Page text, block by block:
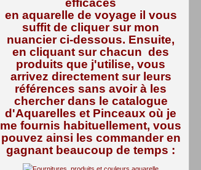
efficaces
en aquarelle de voyage il vous
suffit de cliquer sur mon
nuancier ci-dessous. Ensuite,
en cliquant sur chacun des
produits que j'utilise, vous
arrivez directement sur leurs
références sans avoir à les
chercher dans le catalogue
d'Aquarelles et Pinceaux où je
me fournis habituellement, vous
pouvez ainsi les commander en
gagnant beaucoup de temps :